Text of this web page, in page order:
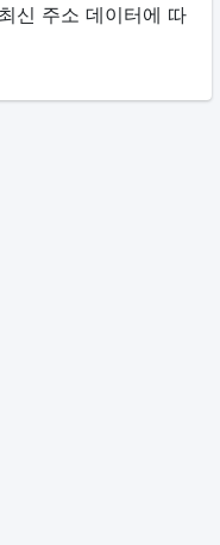
신 주소 데이터에 따